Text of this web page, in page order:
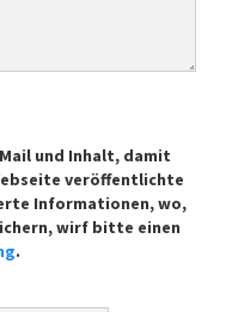
und Inhalt, damit
veröffentlichte
Informationen, wo,
wirf bitte einen
.